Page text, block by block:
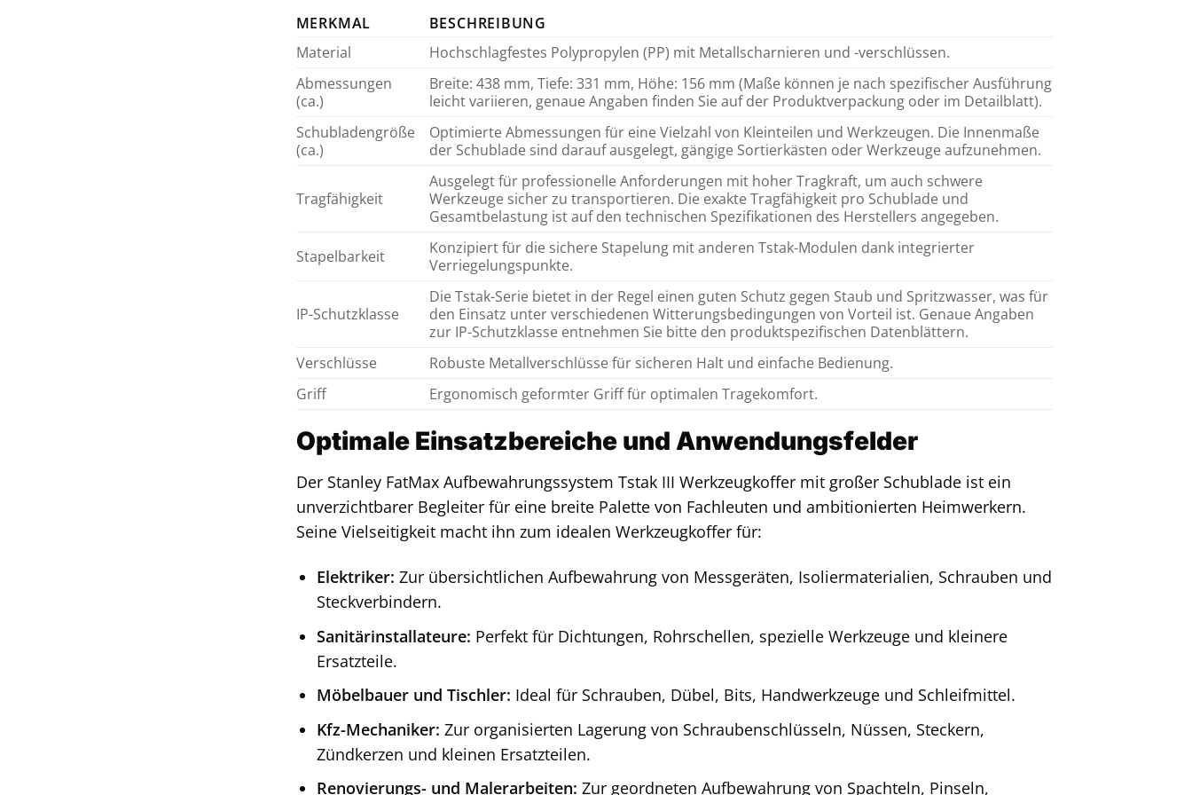
MERKMAL
BESCHREIBUNG
Material
Hochschlagfestes Polypropylen (PP) mit Metallscharnieren und -verschlüssen.
Abmessungen
(ca.)
Breite: 438 mm, Tiefe: 331 mm, Höhe: 156 mm (Maße können je nach spezifischer Ausführung
leicht variieren, genaue Angaben finden Sie auf der Produktverpackung oder im Detailblatt).
Schubladengröße
(ca.)
Optimierte Abmessungen für eine Vielzahl von Kleinteilen und Werkzeugen. Die Innenmaße
der Schublade sind darauf ausgelegt, gängige Sortierkästen oder Werkzeuge aufzunehmen.
Tragfähigkeit
Ausgelegt für professionelle Anforderungen mit hoher Tragkraft, um auch schwere
Werkzeuge sicher zu transportieren. Die exakte Tragfähigkeit pro Schublade und
Gesamtbelastung ist auf den technischen Spezifikationen des Herstellers angegeben.
Stapelbarkeit
Konzipiert für die sichere Stapelung mit anderen Tstak-Modulen dank integrierter
Verriegelungspunkte.
IP-Schutzklasse
Die Tstak-Serie bietet in der Regel einen guten Schutz gegen Staub und Spritzwasser, was für
den Einsatz unter verschiedenen Witterungsbedingungen von Vorteil ist. Genaue Angaben
zur IP-Schutzklasse entnehmen Sie bitte den produktspezifischen Datenblättern.
Verschlüsse
Robuste Metallverschlüsse für sicheren Halt und einfache Bedienung.
Griff
Ergonomisch geformter Griff für optimalen Tragekomfort.
Optimale Einsatzbereiche und Anwendungsfelder
Der Stanley FatMax Aufbewahrungssystem Tstak III Werkzeugkoffer mit großer Schublade ist ein
unverzichtbarer Begleiter für eine breite Palette von Fachleuten und ambitionierten Heimwerkern.
Seine Vielseitigkeit macht ihn zum idealen Werkzeugkoffer für:
Elektriker: Zur übersichtlichen Aufbewahrung von Messgeräten, Isoliermaterialien, Schrauben und
Steckverbindern.
Sanitärinstallateure: Perfekt für Dichtungen, Rohrschellen, spezielle Werkzeuge und kleinere
Ersatzteile.
Möbelbauer und Tischler: Ideal für Schrauben, Dübel, Bits, Handwerkzeuge und Schleifmittel.
Kfz-Mechaniker: Zur organisierten Lagerung von Schraubenschlüsseln, Nüssen, Steckern,
Zündkerzen und kleinen Ersatzteilen.
Renovierungs- und Malerarbeiten: Zur geordneten Aufbewahrung von Spachteln, Pinseln,